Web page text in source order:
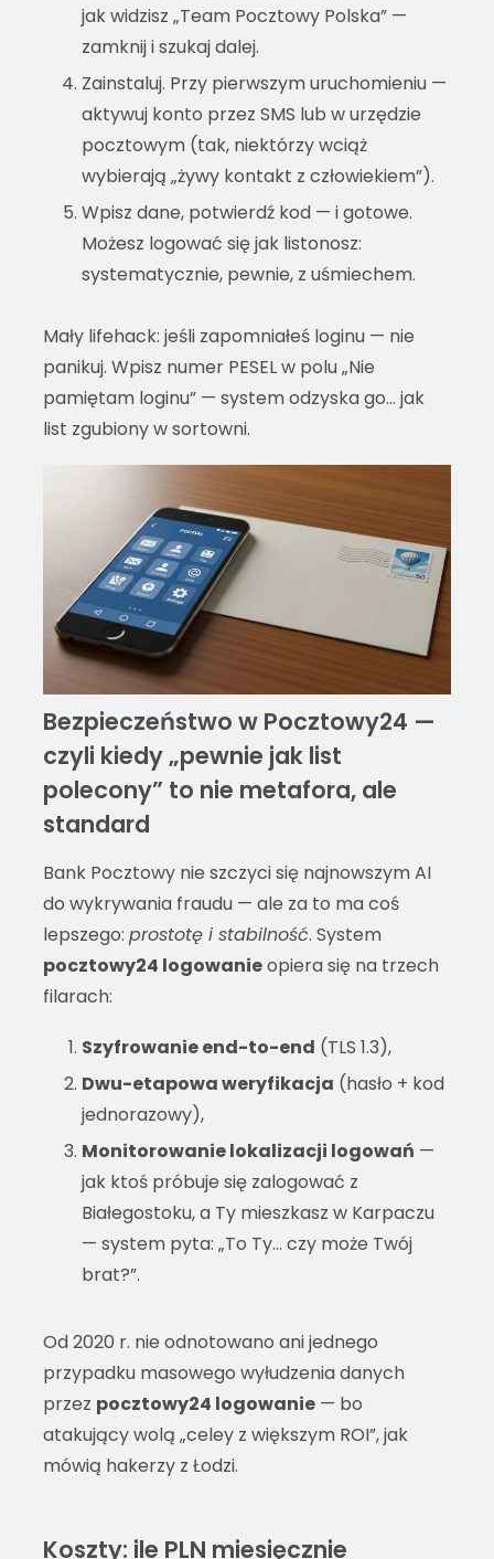
jak widzisz „Team Pocztowy Polska” —
zamknij i szukaj dalej.
Zainstaluj. Przy pierwszym uruchomieniu —
aktywuj konto przez SMS lub w urzędzie
pocztowym (tak, niektórzy wciąż
wybierają „żywy kontakt z człowiekiem”).
Wpisz dane, potwierdź kod — i gotowe.
Możesz logować się jak listonosz:
systematycznie, pewnie, z uśmiechem.
Mały lifehack: jeśli zapomniałeś loginu — nie
panikuj. Wpisz numer PESEL w polu „Nie
pamiętam loginu” — system odzyska go… jak
list zgubiony w sortowni.
Bezpieczeństwo w Pocztowy24 —
czyli kiedy „pewnie jak list
polecony” to nie metafora, ale
standard
Bank Pocztowy nie szczyci się najnowszym AI
do wykrywania fraudu — ale za to ma coś
lepszego: prostotę i stabilność. System
pocztowy24 logowanieopiera się na trzech
filarach:
Szyfrowanie end-to-end (TLS 1.3),
Dwu-etapowa weryfikacja (hasło + kod
jednorazowy),
Monitorowanie lokalizacji logowań —
jak ktoś próbuje się zalogować z
Białegostoku, a Ty mieszkasz w Karpaczu
— system pyta: „To Ty… czy może Twój
brat?”.
Od 2020 r. nie odnotowano ani jednego
przypadku masowego wyłudzenia danych
przez pocztowy24 logowanie— bo
atakujący wolą „celey z większym ROI”, jak
mówią hakerzy z Łodzi.
Koszty: ile PLN miesięcznie